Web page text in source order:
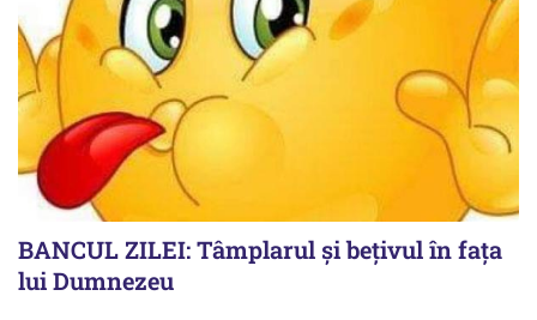
BANCUL ZILEI: Tâmplarul și bețivul în fața
lui Dumnezeu